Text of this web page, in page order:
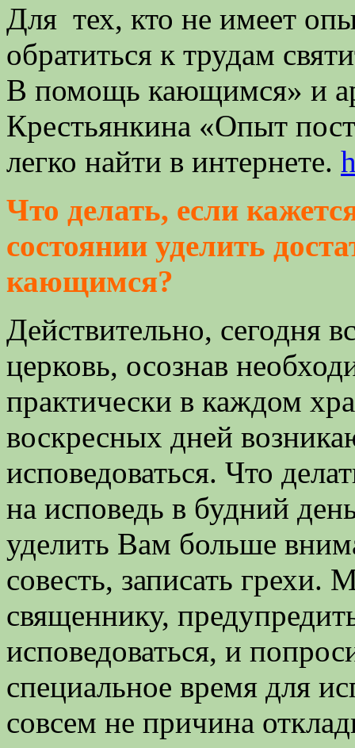
Для тех, кто не имеет
обратиться к трудам
В помощь кающимся» и
Крестьянкина «Опыт
легко найти в интернете.
Что делать, если
состоянии уделить
кающимся?
Действительно, сегодня
церковь, осознав
практически в каждом
воскресных дней
исповедоваться. Что
на исповедь в будний
уделить Вам больше
совесть, записать грехи.
священнику,
исповедоваться, и
специальное время для
совсем не причина